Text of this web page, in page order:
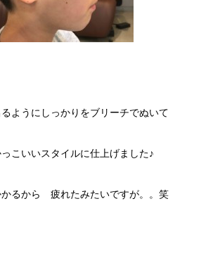
ようにしっかりをブリーチでぬいて
こいいスタイルに仕上げました♪
かるから 疲れたみたいですが。。笑